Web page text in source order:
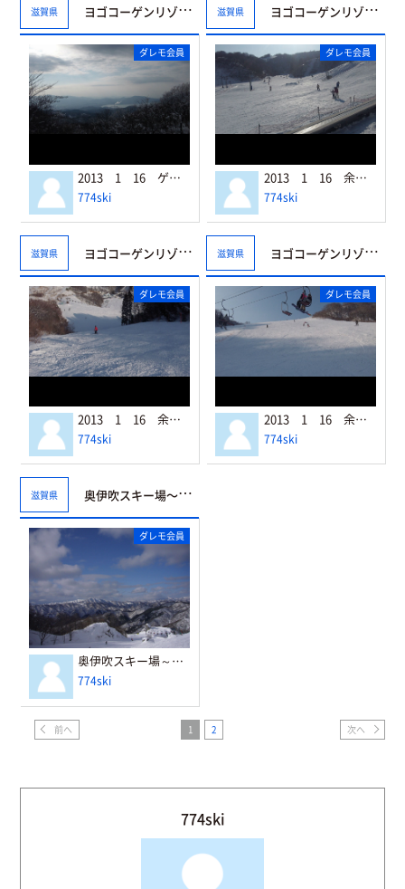
滋賀県 ヨゴコーゲンリゾート☆ヤップ
ダレモ会員
2013 1 16 ゲレンデトップより
774ski
滋賀県 ヨゴコーゲンリゾート☆ヤップ
ダレモ会員
2013 1 16 余呉高原 センターゲレンデ周辺
774ski
滋賀県 ヨゴコーゲンリゾート☆ヤップ
ダレモ会員
2013 1 16 余呉高原 マッターホルンコース
774ski
滋賀県 ヨゴコーゲンリゾート☆ヤップ
ダレモ会員
2013 1 16 余呉高原 バレブランシュコース
774ski
滋賀県 奥伊吹スキー場～天狗岩コースより金糞山
ダレモ会員
奥伊吹スキー場～天狗岩コースより金糞山
774ski
前へ 1 2 次へ
774ski